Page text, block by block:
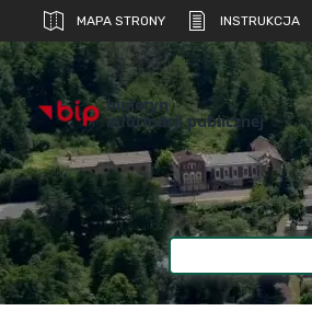
MAPA STRONY INSTRUKCJA
biuletyn
informacji publicznej